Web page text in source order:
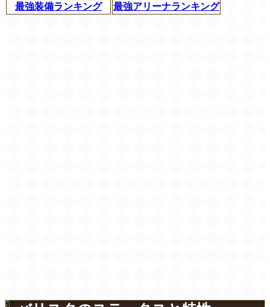
最強装備ランキング
最強アリーナランキング